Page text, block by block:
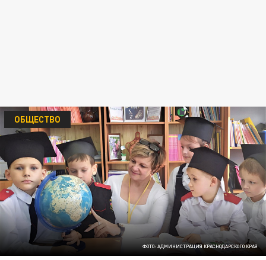
ФОТО: АДМИНИСТРАЦИЯ КРАСНОДАРСКОГО КРАЯ
ОБЩЕСТВО